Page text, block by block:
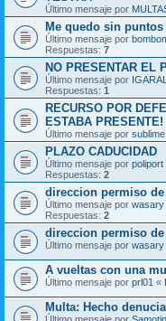
Último mensaje por
Me quedo sin
Último mensaje por
Respuestas: 7
NO PRESENTAR EL
Último mensaje por
Respuestas: 1
RECURSO POR
ESTABA PRESENTE!
Último mensaje por sublime
PLAZO CADUCIDAD
Último mensaje por poliport
Respuestas: 2
direccion permiso
Último mensaje por wasary
Respuestas: 2
direccion permiso
Último mensaje por wasary
A vueltas con una
Último mensaje por prl01 «
Multa: Hecho